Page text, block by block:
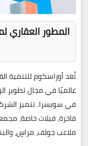
المطور العقاري
عالميًا في مجال تطوير
في سويسرا. تتميز
فاخرة، فيلات خاصة،
ملاعب جولف، مراسٍ،